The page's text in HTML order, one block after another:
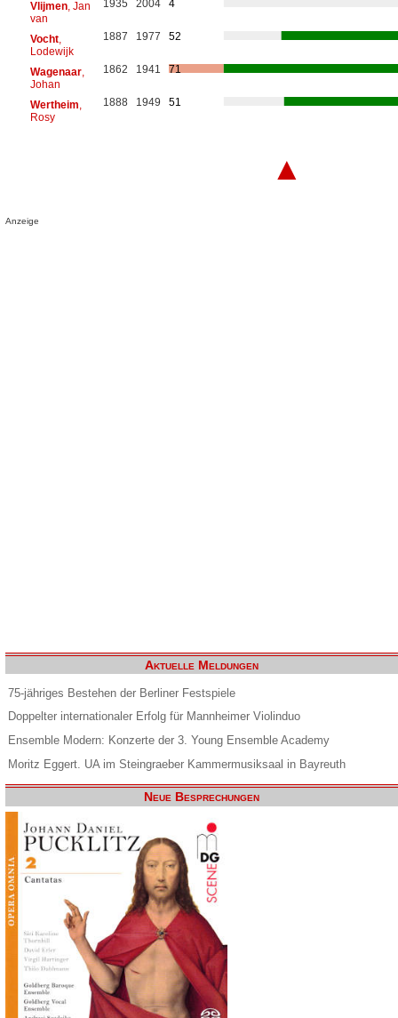
Vlijmen, Jan
van
1935 2004 4
Vocht,
Lodewijk
1887 1977 52
Wagenaar,
Johan
1862 1941 71
Wertheim
Rosy
1888 1949 51
▲
Anzeige
Aktuelle Meldungen
75-jähriges Bestehen der Berliner Festspiele
Doppelter internationaler Erfolg für Mannheimer Violinduo
Ensemble Modern: Konzerte der 3. Young Ensemble Academy
Moritz Eggert. UA im Steingraeber Kammermusiksaal in Bayreuth
Neue Besprechungen